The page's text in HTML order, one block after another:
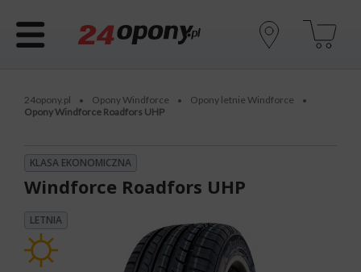
24opony.pl • Opony Windforce • Opony letnie Windforce •
Opony Windforce Roadfors UHP
KLASA EKONOMICZNA
Windforce Roadfors UHP
LETNIA